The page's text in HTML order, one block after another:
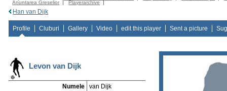
Anuntarea Greselior
Playerarchive
Han van Dijk
Profile Cluburi Gallery Video edit this player Sent a picture
Levon van Dijk
Numele
van Dijk